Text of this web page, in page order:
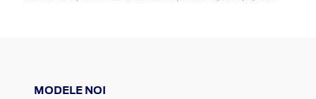
MODELE NOI